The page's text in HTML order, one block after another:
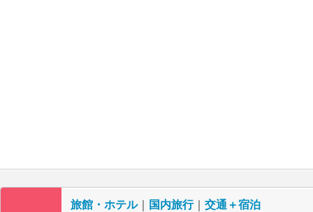
旅館・ホテル｜ 国内旅行｜ 交通＋宿泊